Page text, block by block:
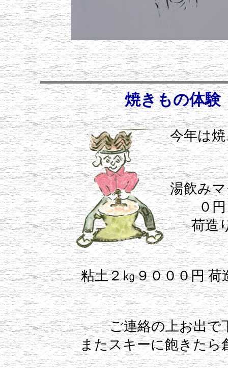
焼きもの体験
今年は
湯飲み
０
荷造
粘土２㎏９０００円
ご連絡の上お出で
またスキーに飽きたら